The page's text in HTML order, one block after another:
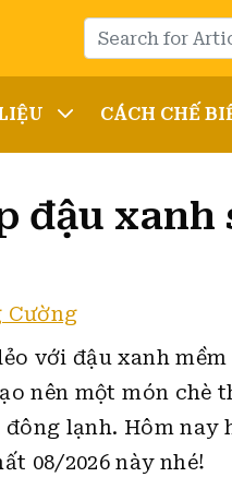
CÁCH CHẾ
đậu
Cường
với đậu xanh
nên một món chè
lạnh. Hôm nay
08/2026 này nhé!